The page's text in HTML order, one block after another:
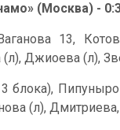
(Москва) -
13,
(л), Джиоева (л),
3 блока),
(л),